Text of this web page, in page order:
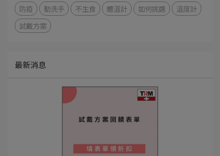
防疫
勤洗手 不生食 體溫計 如何挑選
溫度計
試戴方案
最新消息